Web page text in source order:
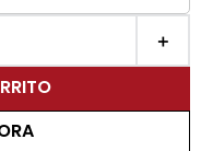
＋